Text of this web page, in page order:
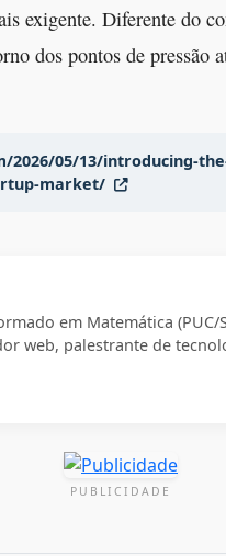
exigente. Diferente do
dos pontos de
2026/05/13/introducing-
market/
em Matemática (PUC/
web, palestrante de
PUBLICIDADE